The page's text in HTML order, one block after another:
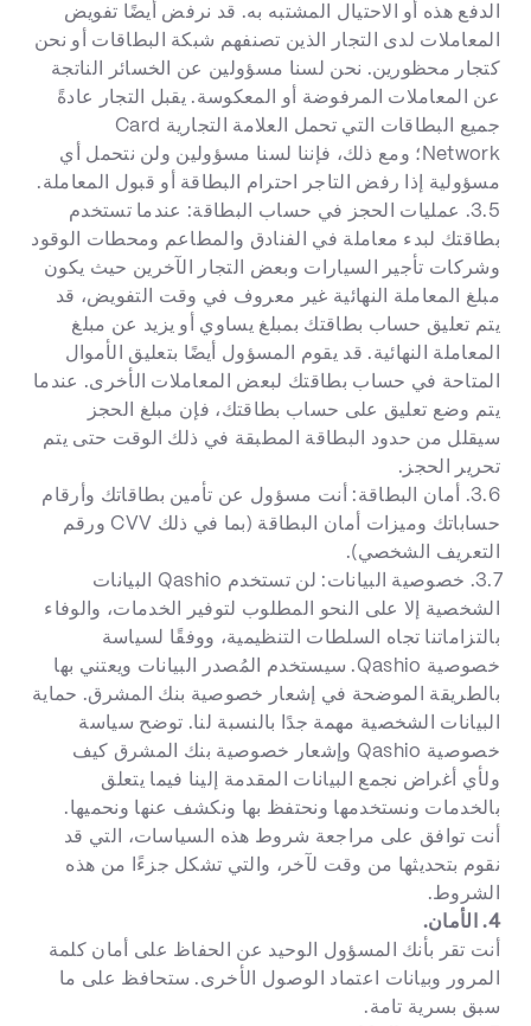
الدفع هذه أو الاحتيال المشتبه به. قد نرفض أيضًا تفويض
المعاملات لدى التجار الذين تصنفهم شبكة البطاقات أو نحن
كتجار محظورين. نحن لسنا مسؤولين عن الخسائر الناتجة
عن المعاملات المرفوضة أو المعكوسة. يقبل التجار عادةً
جميع البطاقات التي تحمل العلامة التجارية Card
Network؛ ومع ذلك، فإننا لسنا مسؤولين ولن نتحمل أي
مسؤولية إذا رفض التاجر احترام البطاقة أو قبول المعاملة.
3.5. عمليات الحجز في حساب البطاقة: عندما تستخدم
بطاقتك لبدء معاملة في الفنادق والمطاعم ومحطات الوقود
وشركات تأجير السيارات وبعض التجار الآخرين حيث يكون
مبلغ المعاملة النهائية غير معروف في وقت التفويض، قد
يتم تعليق حساب بطاقتك بمبلغ يساوي أو يزيد عن مبلغ
المعاملة النهائية. قد يقوم المسؤول أيضًا بتعليق الأموال
المتاحة في حساب بطاقتك لبعض المعاملات الأخرى. عندما
يتم وضع تعليق على حساب بطاقتك، فإن مبلغ الحجز
سيقلل من حدود البطاقة المطبقة في ذلك الوقت حتى يتم
تحرير الحجز.
3.6. أمان البطاقة: أنت مسؤول عن تأمين بطاقاتك وأرقام
حساباتك وميزات أمان البطاقة (بما في ذلك CVV ورقم
التعريف الشخصي).
3.7. خصوصية البيانات: لن تستخدم Qashio البيانات
الشخصية إلا على النحو المطلوب لتوفير الخدمات، والوفاء
بالتزاماتنا تجاه السلطات التنظيمية، ووفقًا لسياسة
خصوصية Qashio. سيستخدم المُصدر البيانات ويعتني بها
بالطريقة الموضحة في إشعار خصوصية بنك المشرق. حماية
البيانات الشخصية مهمة جدًا بالنسبة لنا. توضح سياسة
خصوصية Qashio وإشعار خصوصية بنك المشرق كيف
ولأي أغراض نجمع البيانات المقدمة إلينا فيما يتعلق
بالخدمات ونستخدمها ونحتفظ بها ونكشف عنها ونحميها.
أنت توافق على مراجعة شروط هذه السياسات، التي قد
نقوم بتحديثها من وقت لآخر، والتي تشكل جزءًا من هذه
الشروط.
4. الأمان.
أنت تقر بأنك المسؤول الوحيد عن الحفاظ على أمان كلمة
المرور وبيانات اعتماد الوصول الأخرى. ستحافظ على ما
سبق بسرية تامة.